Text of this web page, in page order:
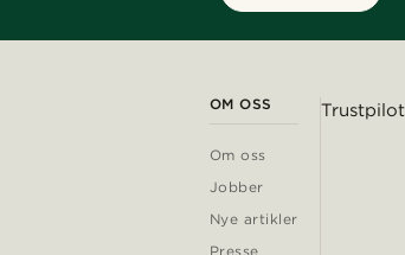
OM OSS
Om oss
Jobber
Nye artikler
Presse
Trustpilot